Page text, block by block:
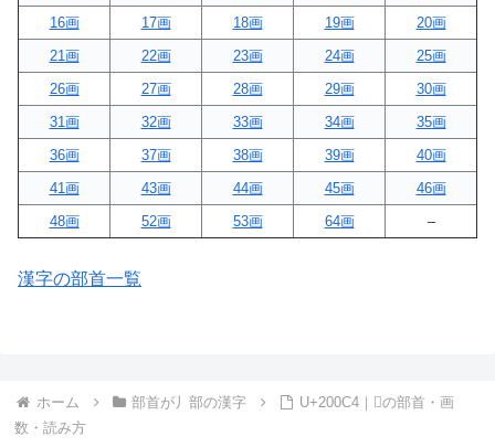
16画
17画 18画 19画
20画
21画
22画 23画 24画
25画
26画
27画 28画 29画
30画
31画
32画 33画 34画
35画
36画
37画 38画 39画
40画
41画
43画 44画 45画
46画
48画
52画 53画 64画 –
漢字の部首一覧
ホーム 部首が丿部の漢字
U+200C4｜𠃄の部首・画
数・読み方